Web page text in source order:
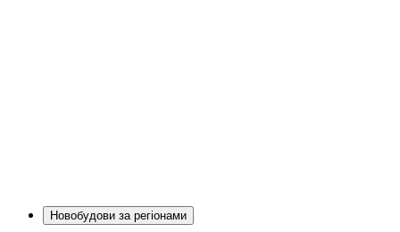
Новобудови за регіонами